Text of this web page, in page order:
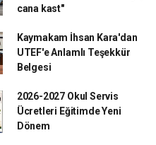
cana kast"
Kaymakam İhsan Kara'dan
UTEF'e Anlamlı Teşekkür
Belgesi
2026-2027 Okul Servis
Ücretleri Eğitimde Yeni
Dönem